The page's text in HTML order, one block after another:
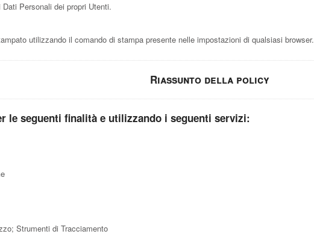
Personali dei propri Utenti.
utilizzando il comando di stampa presente nelle impostazioni di qualsiasi browser.
Riassunto della policy
le seguenti finalità e utilizzando i seguenti servizi:
Strumenti di Tracciamento